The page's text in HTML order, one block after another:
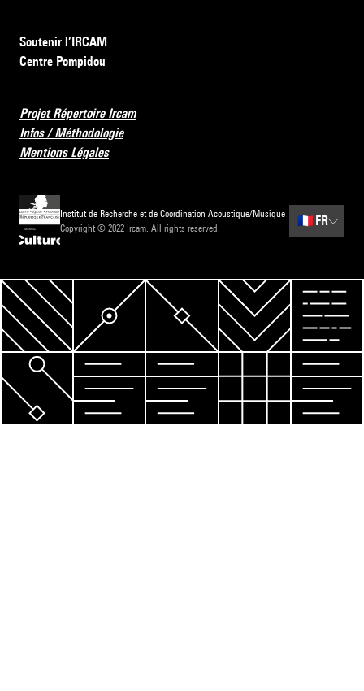
Soutenir l’IRCAM
Centre Pompidou
Projet Répertoire Ircam
Infos / Méthodologie
Mentions Légales
Institut de Recherche et de Coordination Acoustique/Musique
Copyright © 2022 Ircam. All rights reserved.
🇫🇷 FR